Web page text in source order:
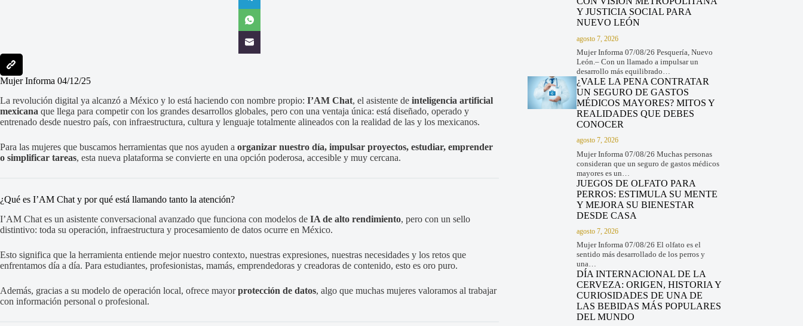
Mujer Informa 04/12/25
La revolución digital ya alcanzó a México y lo está haciendo con nombre propio: I’AM Chat, el asistente de inteligencia artificial
mexicana que llega para competir con los grandes desarrollos globales, pero con una ventaja única: está diseñado, operado y
entrenado desde nuestro país, con infraestructura, cultura y lenguaje totalmente alineados con la realidad de las y los mexicanos.
Para las mujeres que buscamos herramientas que nos ayuden a organizar nuestro día, impulsar proyectos, estudiar, emprender
o simplificar tareas, esta nueva plataforma se convierte en una opción poderosa, accesible y muy cercana.
¿Qué es I’AM Chat y por qué está llamando tanto la atención?
I’AM Chat es un asistente conversacional avanzado que funciona con modelos de IA de alto rendimiento, pero con un sello
distintivo: toda su operación, infraestructura y procesamiento de datos ocurre en México.
Esto significa que la herramienta entiende mejor nuestro contexto, nuestras expresiones, nuestras necesidades y los retos que
enfrentamos día a día. Para estudiantes, profesionistas, mamás, emprendedoras y creadoras de contenido, esto es oro puro.
Además, gracias a su modelo de operación local, ofrece mayorprotección de datos, algo que muchas mujeres valoramos al trabajar
con información personal o profesional.
Y JUSTICIA SOCIAL PARA
NUEVO LEÓN
agosto 7, 2026
Mujer Informa 07/08/26 Pesquería, Nuevo
León.– Con un llamado a impulsar un
desarrollo más equilibrado…
¿VALE LA PENA CONTRATAR
UN SEGURO DE GASTOS
MÉDICOS MAYORES? MITOS Y
REALIDADES QUE DEBES
CONOCER
agosto 7, 2026
Mujer Informa 07/08/26 Muchas personas
consideran que un seguro de gastos médicos
mayores es un…
JUEGOS DE OLFATO PARA
PERROS: ESTIMULA SU MENTE
Y MEJORA SU BIENESTAR
DESDE CASA
agosto 7, 2026
Mujer Informa 07/08/26 El olfato es el
sentido más desarrollado de los perros y
una…
DÍA INTERNACIONAL DE LA
CERVEZA: ORIGEN, HISTORIA Y
CURIOSIDADES DE UNA DE
LAS BEBIDAS MÁS POPULARES
DEL MUNDO